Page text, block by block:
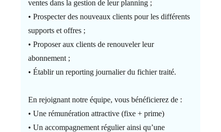
ventes dans la gestion de leur planning ;
• Prospecter des nouveaux clients pour les différents
supports et offres ;
• Proposer aux clients de renouveler leur
abonnement ;
• Établir un reporting journalier du fichier traité.
En rejoignant notre équipe, vous bénéficierez de :
• Une rémunération attractive (fixe + prime)
• Un accompagnement régulier ainsi qu’une